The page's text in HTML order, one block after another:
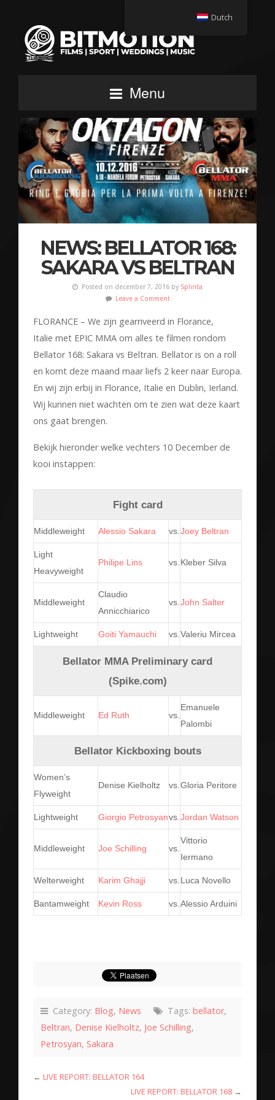
Menu
NEWS: BELLATOR 168:
SAKARA VS BELTRAN
Posted on december 7, 2016 by Splinta
Leave a Comment
FLORANCE – We zijn gearriveerd in Florance,
Italie met EPIC MMA om alles te filmen rondom
Bellator 168: Sakara vs Beltran. Bellator is on a roll
en komt deze maand maar liefs 2 keer naar Europa.
En wij zijn erbij in Florance, Italie en Dublin, Ierland.
Wij kunnen niet wachten om te zien wat deze kaart
ons gaat brengen.
Bekijk hieronder welke vechters 10 December de
kooi instappen:
Fight card
Middleweight Alessio Sakara vs. Joey Beltran
Light
Heavyweight
Philipe Lins vs. Kleber Silva
Middleweight
Claudio
Annicchiarico
vs. John Salter
Lightweight Goiti Yamauchi vs. Valeriu Mircea
Bellator MMA Preliminary card
(Spike.com)
Middleweight Ed Ruth vs.
Emanuele
Palombi
Bellator Kickboxing bouts
Women’s
Flyweight
Denise Kielholtz vs. Gloria Peritore
Lightweight Giorgio Petrosyanvs. Jordan Watson
Middleweight Joe Schilling vs.
Vittorio
Iermano
Welterweight Karim Ghajji vs. Luca Novello
Bantamweight Kevin Ross vs. Alessio Arduini
Category: Blog, News Tags: bellator,
Beltran, Denise Kielholtz, Joe Schilling,
Petrosyan, Sakara
← LIVE REPORT: BELLATOR 164
LIVE REPORT: BELLATOR 168 →
Dutch